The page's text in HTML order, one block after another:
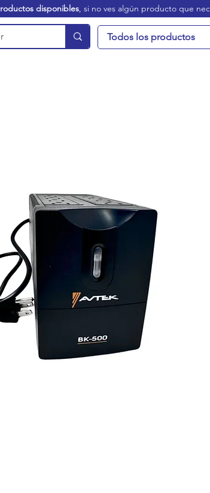
disponibles, si no ves algún producto que
Todos los productos